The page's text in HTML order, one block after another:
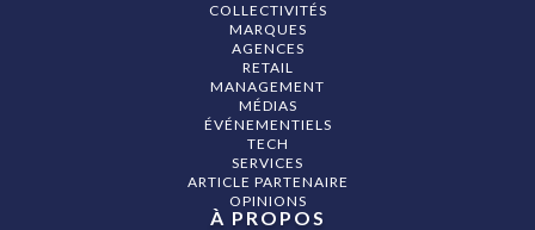
COLLECTIVITÉS
MARQUES
AGENCES
RETAIL
MANAGEMENT
MÉDIAS
ÉVÉNEMENTIELS
TECH
SERVICES
ARTICLE PARTENAIRE
OPINIONS
À PROPOS